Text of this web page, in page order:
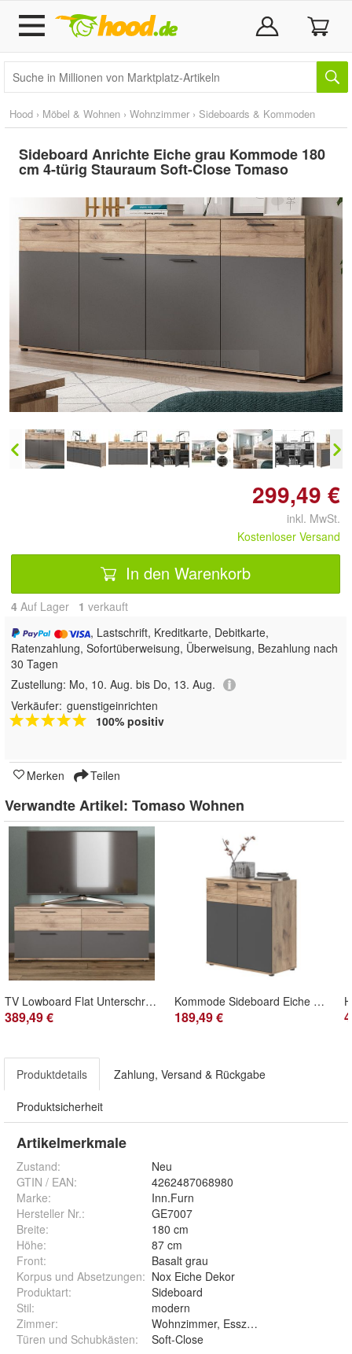
Hood › Möbel & Wohnen › Wohnzimmer › Sideboards & Kommoden
Sideboard Anrichte Eiche grau Kommode 180
cm 4-türig Stauraum Soft-Close Tomaso
Doppelt antippen zum
vergrößern
299,49 €
inkl. MwSt.
Kostenloser Versand
In den Warenkorb
4 Auf Lager 1 verkauft
, Lastschrift, Kreditkarte, Debitkarte,
Ratenzahlung, Sofortüberweisung, Überweisung, Bezahlung nach
30 Tagen
Zustellung: Mo, 10. Aug. bis Do, 13. Aug.
Verkäufer: guenstigeinrichten
100% positiv
Merken Teilen
Verwandte Artikel: Tomaso Wohnen
TV Lowboard Flat Unterschrank Eiche grau Soft-Close Komforthöhe Stauraum Tomaso
389,49 €
Kommode Sideboard Eiche grau Wohnzimmer Esszimmer Flur Möbel Soft-Close Tomaso
189,49 €
Produktdetails Zahlung, Versand & Rückgabe
Produktsicherheit
Artikelmerkmale
Zustand:
Neu
GTIN / EAN:
4262487068980
Marke:
Inn.Furn
Hersteller Nr.:
GE7007
Breite:
180 cm
Höhe:
87 cm
Front:
Basalt grau
Korpus und Absetzungen: Nox Eiche Dekor
Produktart:
Sideboard
Stil:
modern
Zimmer:
Wohnzimmer, Esszimmer
Türen und Schubkästen: Soft-Close